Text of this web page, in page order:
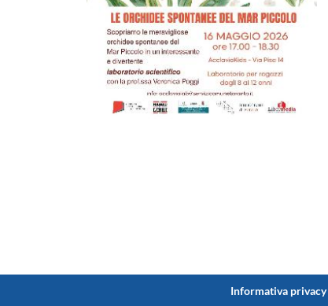
Informativa privacy